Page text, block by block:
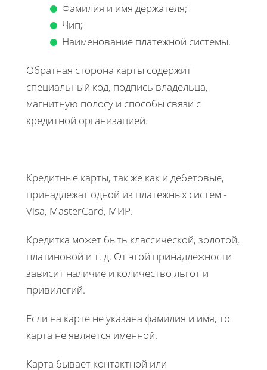
Фамилия и имя держателя;
Чип;
Наименование платежной системы.
Обратная сторона карты содержит
специальный код, подпись владельца,
магнитную полосу и способы связи с
кредитной организацией.
Кредитные карты, так же как и дебетовые,
принадлежат одной из платежных систем -
Visa, MasterCard, МИР.
Кредитка может быть классической, золотой,
платиновой и т. д. От этой принадлежности
зависит наличие и количество льгот и
привилегий.
Если на карте не указана фамилия и имя, то
карта не является именной.
Карта бывает контактной или